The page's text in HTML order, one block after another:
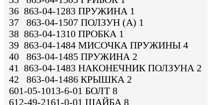
36 863-04-1283 ПРУЖИНА 1
37 863-04-1507 ПОЛЗУН (A) 1
38 863-04-1310 ПРОБКА 1
39 863-04-1484 МИСОЧКА ПРУЖИНЫ 4
40 863-04-1485 ПРУЖИНА 2
41 863-04-1483 НАКОНЕЧНИК ПОЛЗУНА 2
42 863-04-1486 КРЫШКА 2
601-05-1013-6-01 БОЛТ 8
612-49-2161-0-01 ШАЙБА 8